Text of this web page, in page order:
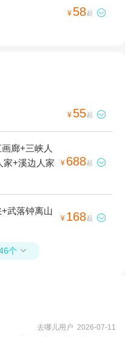
¥ 58起 
¥ 55起 
廊+三峡人
家+溪边人家
¥ 688起 
+武落钟离山
¥ 168起 
个 
去哪儿用户 2026-07-11